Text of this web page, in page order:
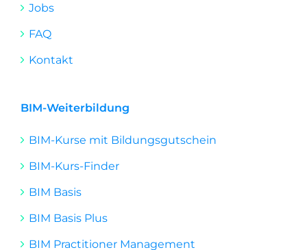
Jobs
FAQ
Kontakt
BIM-Weiterbildung
BIM-Kurse mit Bildungsgutschein
BIM-Kurs-Finder
BIM Basis
BIM Basis Plus
BIM Practitioner Management